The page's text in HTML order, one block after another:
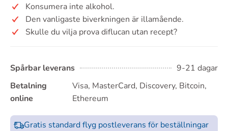
Konsumera inte alkohol.
Den vanligaste biverkningen är illamående.
Skulle du vilja prova diflucan utan recept?
Spårbar leverans
9-21 dagar
Betalning
online
Visa, MasterCard, Discovery, Bitcoin,
Ethereum
Gratis standard flyg postleverans för beställningar